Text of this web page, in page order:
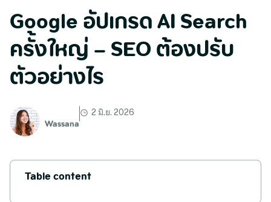
Google อัปเกรด AI Search
ครั้งใหญ่ – SEO ต้องปรับ
ตัวอย่างไร
Wassana
2 มิ.ย. 2026
Table content